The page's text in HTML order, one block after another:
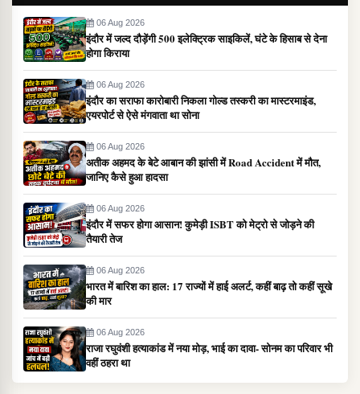
06 Aug 2026
इंदौर में जल्द दौड़ेंगी 500 इलेक्ट्रिक साइकिलें, घंटे के हिसाब से देना
होगा किराया
06 Aug 2026
इंदौर का सराफा कारोबारी निकला गोल्ड तस्करी का मास्टरमाइंड,
एयरपोर्ट से ऐसे मंगवाता था सोना
06 Aug 2026
अतीक अहमद के बेटे आबान की झांसी में Road Accident में मौत,
जानिए कैसे हुआ हादसा
06 Aug 2026
इंदौर में सफर होगा आसान! कुमेड़ी ISBT को मेट्रो से जोड़ने की
तैयारी तेज
06 Aug 2026
भारत में बारिश का हाल: 17 राज्यों में हाई अलर्ट, कहीं बाढ़ तो कहीं सूखे
की मार
06 Aug 2026
राजा रघुवंशी हत्याकांड में नया मोड़, भाई का दावा- सोनम का परिवार भी
वहीं ठहरा था